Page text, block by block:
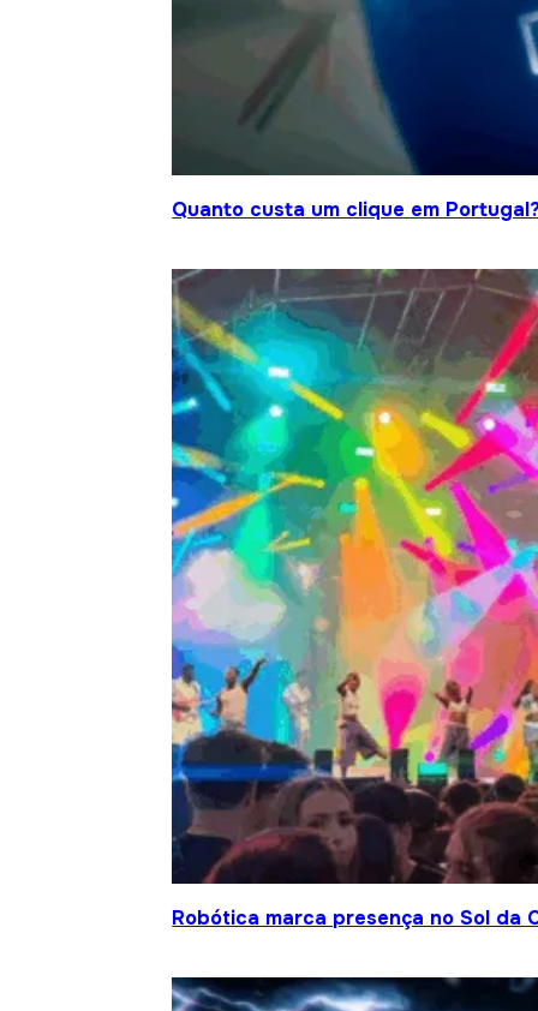
Quanto custa um clique em
Robótica marca presença no Sol da